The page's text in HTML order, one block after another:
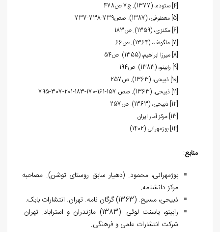
[4] ستوده، (1377). ج7 ص478
[5] معطوفی، (1387). صص739-738-737
[6] مکنزی، (1359). ص183
[7] ملگونف، (1364). ص66
[8] میرزا ابراهیم، (1355). ص54
[9] رابینو، (1383). ص194
[10] ذبیحی، (1363). ص257
[11] ذبیحی، (1363). صص 157-161-170-183-201-307-795
[12] ذبیحی، (1363). ص257
[13] مرکز آمار ایران
[14] بوژمهرانی (1402)
منابع:
بوژمهرانی، محمود. (دهیار سابق روستای توشن). مصاحبه
مرکز دانشنامه.
ذبیحی، مسیح. (1363) گرگان نامه. تهران. انتشارات بابک.
رابینو، یاسنت لوئی. (1383) مازندران و استراباد. تهران.
شرکت انتشارات علمی و فرهنگی.